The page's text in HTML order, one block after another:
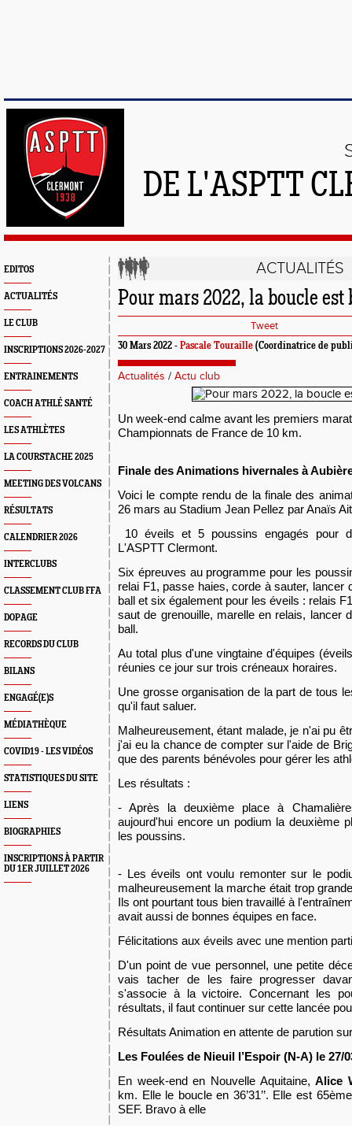
DE L'ASPTT
EDITOS
ACTUALITÉS
LE CLUB
INSCRIPTIONS 2026-2027
ENTRAINEMENTS
COACH ATHLÉ SANTÉ
LES ATHLÈTES
LA COURSTACHE 2025
MEETING DES VOLCANS
RÉSULTATS
CALENDRIER 2026
INTERCLUBS
CLASSEMENT CLUB FFA
DOPAGE
RECORDS DU CLUB
BILANS
ENGAGÉ(E)S
MÉDIATHÈQUE
COVID19 - LES VIDÉOS
STATISTIQUES DU SITE
LIENS
BIOGRAPHIES
INSCRIPTIONS À PARTIR
DU 1ER JUILLET 2026
ACTUALITÉS
Pour mars 2022, la boucle est
Tweet
30 Mars 2022 - Pascale Touraille (Coordinatrice de
Actualités / Actu club
Un week-end calme avant les premiers
Championnats de France de 10 km.
Finale des Animations hivernales à
Voici le compte rendu de la finale des
26 mars au Stadium Jean Pellez par Anaïs
10 éveils et 5 poussins engagés pour
L'ASPTT Clermont.
Six épreuves au programme pour les
relai F1, passe haies, corde à sauter, lancer
ball et six également pour les éveils : relais
saut de grenouille, marelle en relais, lancer
ball.
Au total plus d'une vingtaine d'équipes
réunies ce jour sur trois créneaux horaires.
Une grosse organisation de la part de tous
qu'il faut saluer.
Malheureusement, étant malade, je n'ai pu
j'ai eu la chance de compter sur l'aide de
que des parents bénévoles pour gérer les
Les résultats :
- Après la deuxième place à
aujourd'hui encore un podium la deuxième
les poussins.
- Les éveils ont voulu remonter sur le
malheureusement la marche était trop
Ils ont pourtant tous bien travaillé à
avait aussi de bonnes équipes en face.
Félicitations aux éveils avec une mention
D'un point de vue personnel, une petite
vais tacher de les faire progresser
s'associe à la victoire. Concernant les
résultats, il faut continuer sur cette lancée
Résultats Animation en attente de parution
Les Foulées de Nieuil l’Espoir (N-A) le 27/
En week-end en Nouvelle Aquitaine,Alice
km. Elle le boucle en 36’31’’. Elle est
SEF. Bravo à elle